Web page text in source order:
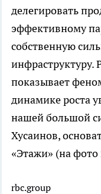
делегировать
эффективному
собственную
инфраструктуру.
показывает
динамике роста
нашей большой
Хусаинов,
«Этажи» (на
rbc.group